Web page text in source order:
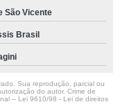
São Vicente
Brasil
Sua reprodução, parcial ou
do autor. Crime de
– Lei 9610/98 - Lei de direitos